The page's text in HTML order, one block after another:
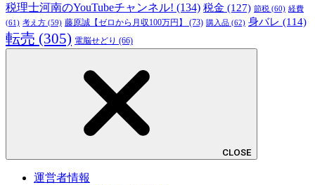
税理士河南のYouTubeチャンネル! (134) 税金 (127) 節税 (60) 経費
(61) 考え方 (59) 藤原誠【ゼロから月収100万円】 (73) 購入品 (62) 身バレ (114)
転売 (305) 電脳せどり (66)
CLOSE
運営者情報